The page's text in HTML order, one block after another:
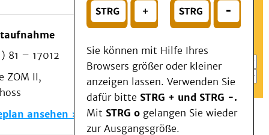
oder
Wählen Sie ein Thema für Ihren Schnelleinstieg
81 – 17012
ZOM II,
ansehen
Sie können mit Hilfe Ihres
Browsers größer oder kleiner
anzeigen lassen. Verwenden Sie
dafür bitte STRG + und STRG -.
Mit STRG o gelangen Sie wieder
zur Ausgangsgröße.
Patienten & Besucher
Kliniken/Institute/Zentren
Als Patient am UKD
Beratung und Unterstützung
Veranstaltungen
Kommunikation im Medizinwesen (KIM)
Notfall
Forschung & Lehre